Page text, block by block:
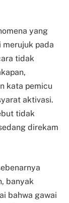
yang
merujuk pada
tidak
kata pemicu
aktivasi.
tidak
direkam
banyak
bahwa gawai